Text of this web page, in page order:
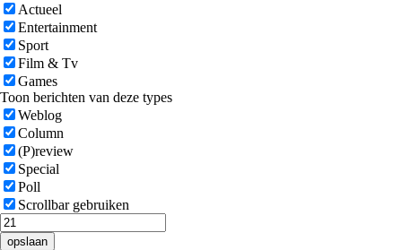
Actueel
Entertainment
Sport
Film & Tv
Games
Toon berichten van deze types
Weblog
Column
(P)review
Special
Poll
Scrollbar gebruiken
opslaan